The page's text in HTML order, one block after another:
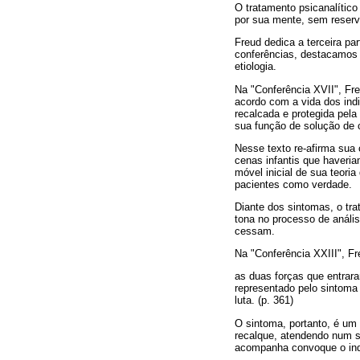
O tratamento
por sua mente, sem
Freud dedica a terceira
conferências,
etiologia.
Na "Conferência XVII",
acordo com a vida dos
recalcada e protegida
sua função de solução de
Nesse texto re-afirma
cenas infantis que
móvel inicial de sua
pacientes como verdade.
Diante dos sintomas, o
tona no processo de
cessam.
Na "Conferência XXIII",
as duas forças que
representado pelo
luta. (p. 361)
O sintoma, portanto, é
recalque, atendendo num
acompanha convoque o